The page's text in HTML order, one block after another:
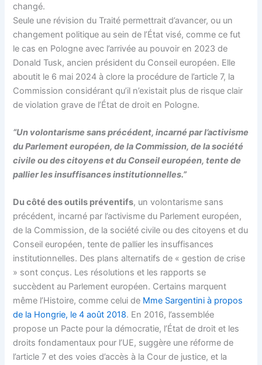
changé.
Seule une révision du Traité permettrait d’avancer, ou un
changement politique au sein de l’État visé, comme ce fut
le cas en Pologne avec l’arrivée au pouvoir en 2023 de
Donald Tusk, ancien président du Conseil européen. Elle
aboutit le 6 mai 2024 à clore la procédure de l’article 7, la
Commission considérant qu’il n’existait plus de risque clair
de violation grave de l’État de droit en Pologne.
“Un volontarisme sans précédent, incarné par l’activisme
du Parlement européen, de la Commission, de la société
civile ou des citoyens et du Conseil européen, tente de
pallier les insuffisances institutionnelles.”
Du côté des outils préventifs, un volontarisme sans
précédent, incarné par l’activisme du Parlement européen,
de la Commission, de la société civile ou des citoyens et du
Conseil européen, tente de pallier les insuffisances
institutionnelles. Des plans alternatifs de « gestion de crise
» sont conçus. Les résolutions et les rapports se
succèdent au Parlement européen. Certains marquent
même l’Histoire, comme celui de Mme Sargentini à propos
de la Hongrie, le 4 août 2018. En 2016, l’assemblée
propose un Pacte pour la démocratie, l’État de droit et les
droits fondamentaux pour l’UE, suggère une réforme de
l’article 7 et des voies d’accès à la Cour de justice, et la